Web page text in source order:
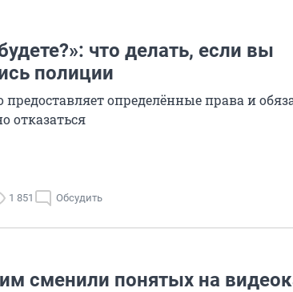
что делать, если вы
полиции
предоставляет определённые права и
отказаться
1 851 Обсудить
сменили понятых на